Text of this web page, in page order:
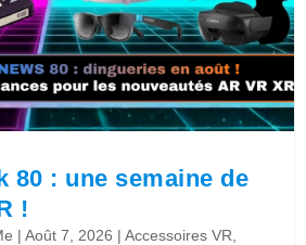
80 : une semaine de
!
|Août 7, 2026 |Accessoires VR